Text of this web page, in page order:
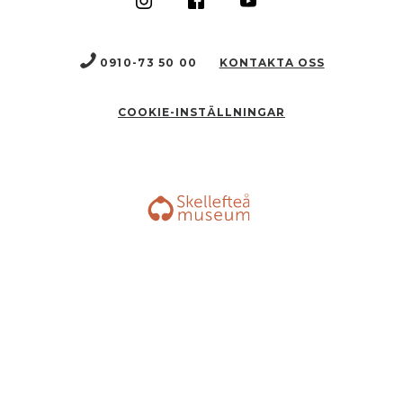
0910-73 50 00 KONTAKTA OSS
COOKIE-INSTÄLLNINGAR